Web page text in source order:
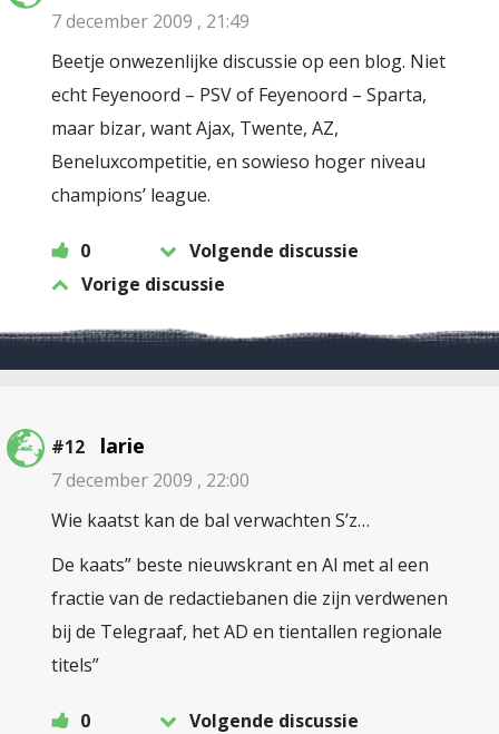
7 december 2009 , 21:49
Beetje onwezenlijke discussie op een blog. Niet
echt Feyenoord – PSV of Feyenoord – Sparta,
maar bizar, want Ajax, Twente, AZ,
Beneluxcompetitie, en sowieso hoger niveau
champions’ league.
0
Volgende discussie
Vorige discussie
#12 larie
7 december 2009 , 22:00
Wie kaatst kan de bal verwachten S’z…
De kaats” beste nieuwskrant en Al met al een
fractie van de redactiebanen die zijn verdwenen
bij de Telegraaf, het AD en tientallen regionale
titels”
0
Volgende discussie